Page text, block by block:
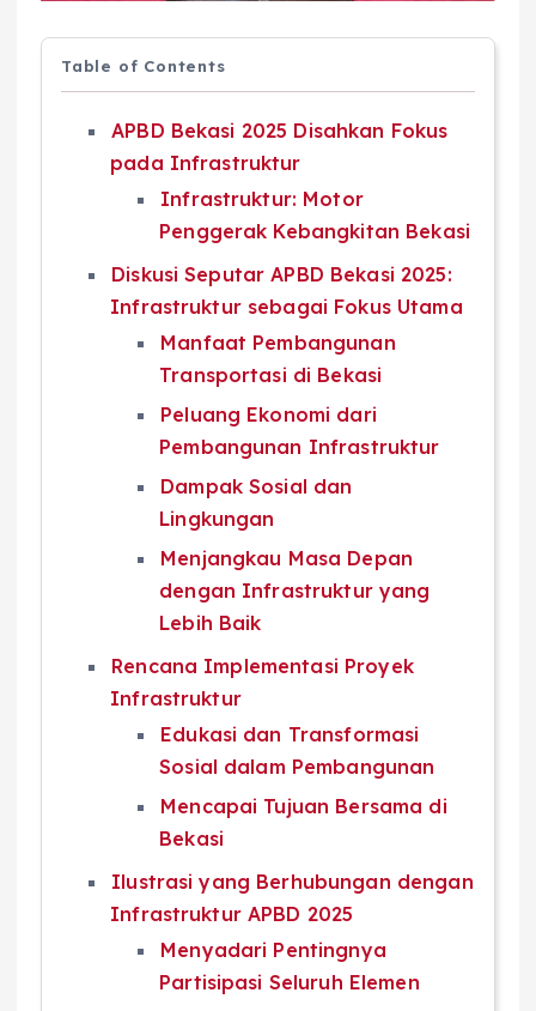
Table of Contents
APBD Bekasi 2025 Disahkan Fokus
pada Infrastruktur
Infrastruktur: Motor
Penggerak Kebangkitan Bekasi
Diskusi Seputar APBD Bekasi 2025:
Infrastruktur sebagai Fokus Utama
Manfaat Pembangunan
Transportasi di Bekasi
Peluang Ekonomi dari
Pembangunan Infrastruktur
Dampak Sosial dan
Lingkungan
Menjangkau Masa Depan
dengan Infrastruktur yang
Lebih Baik
Rencana Implementasi Proyek
Infrastruktur
Edukasi dan Transformasi
Sosial dalam Pembangunan
Mencapai Tujuan Bersama di
Bekasi
Ilustrasi yang Berhubungan dengan
Infrastruktur APBD 2025
Menyadari Pentingnya
Partisipasi Seluruh Elemen